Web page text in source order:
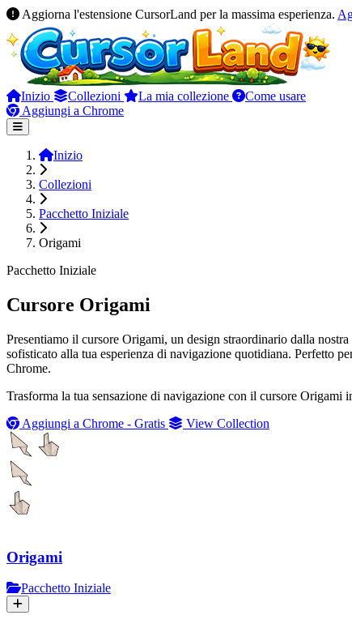
Aggiorna l'estensione CursorLand per la massima esperienza.
Inizio Collezioni La mia collezione
Come usare
Aggiungi a Chrome
Inizio
Collezioni
Pacchetto Iniziale
Origami
Pacchetto Iniziale
Cursore Origami
Presentiamo il cursore Origami, un design straordinario dalla
sofisticato alla tua esperienza di navigazione quotidiana. Perfetto
Chrome.
Trasforma la tua sensazione di navigazione con il cursore Origami
Aggiungi a Chrome - Gratis
View Collection
Origami
Pacchetto Iniziale